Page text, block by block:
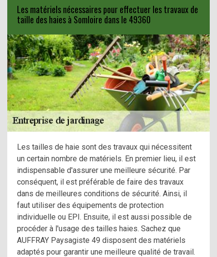
Les matériels nécessaires pour effectuer les travaux de
taille des haies à Somloire dans le 49360
Les tailles de haie sont des travaux qui nécessitent
un certain nombre de matériels. En premier lieu, il est
indispensable d'assurer une meilleure sécurité. Par
conséquent, il est préférable de faire des travaux
dans de meilleures conditions de sécurité. Ainsi, il
faut utiliser des équipements de protection
individuelle ou EPI. Ensuite, il est aussi possible de
procéder à l'usage des tailles haies. Sachez que
AUFFRAY Paysagiste 49 disposent des matériels
adaptés pour garantir une meilleure qualité de travail.